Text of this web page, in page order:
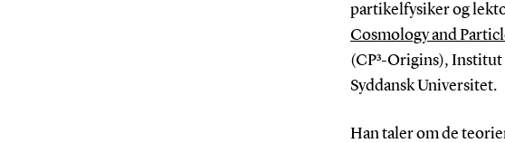
partikelfysiker og
Cosmology and
(CP³-Origins), Institut
Syddansk Universitet.
Han taler om de